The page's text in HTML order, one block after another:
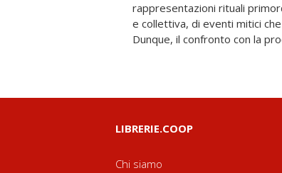
rappresentazioni rituali
e collettiva, di eventi mitici
Dunque, il confronto con la
del suo 'mestiere'": una
drammaturgo e il mitologo,
LIBRERIE.COOP
Chi siamo